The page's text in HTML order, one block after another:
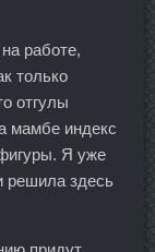
работе,
только
отгулы
мамбе индекс
Я уже
решила здесь